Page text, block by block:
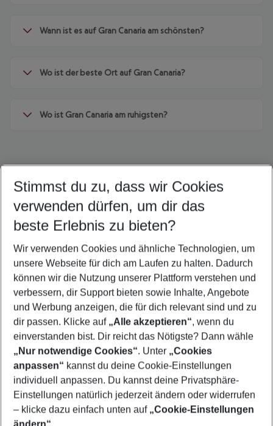
Wann ist es auf Gran Canaria am schönsten?
Wo ist der beste Ort auf Gran Canaria?
Wo ist Gran Canaria am ruhigsten?
Quicklinks
Flug & Hotel Gran Canaria
Urlaub Gran Canaria
Pauschalreisen Gran Canaria
Familienurlaub Gran Canaria
Frübucher Angebote Gran Canaria für 2026
Footer
Footer navigation
Über uns
AGB
Bestpreisgarantie
Stimmst du zu, dass wir Cookies
verwenden dürfen, um dir das
beste Erlebnis zu bieten?
Wir verwenden Cookies und ähnliche Technologien, um
unsere Webseite für dich am Laufen zu halten. Dadurch
können wir die Nutzung unserer Plattform verstehen und
verbessern, dir Support bieten sowie Inhalte, Angebote
und Werbung anzeigen, die für dich relevant sind und zu
dir passen. Klicke auf „Alle akzeptieren“, wenn du
einverstanden bist. Dir reicht das Nötigste? Dann wähle
„Nur notwendige Cookies“. Unter „Cookies
anpassen“ kannst du deine Cookie-Einstellungen
individuell anpassen. Du kannst deine Privatsphäre-
Einstellungen natürlich jederzeit ändern oder widerrufen
– klicke dazu einfach unten auf „Cookie-Einstellungen